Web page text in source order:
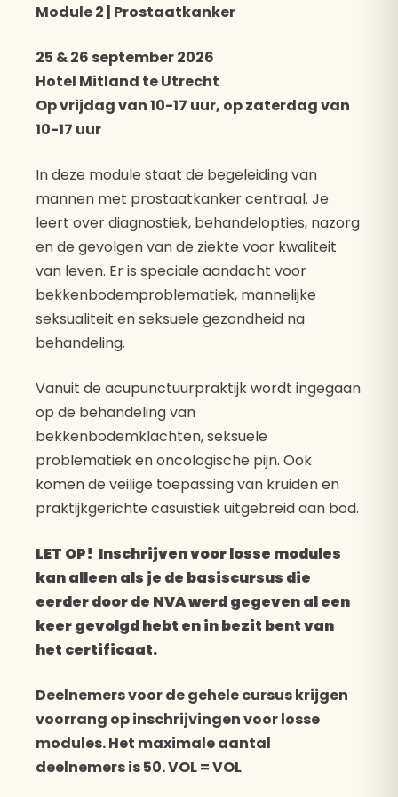
Module 2 | Prostaatkanker
25 & 26 september 2026
Hotel Mitland te Utrecht
Op vrijdag van 10-17 uur, op zaterdag van
10-17 uur
In deze module staat de begeleiding van
mannen met prostaatkanker centraal. Je
leert over diagnostiek, behandelopties, nazorg
en de gevolgen van de ziekte voor kwaliteit
van leven. Er is speciale aandacht voor
bekkenbodemproblematiek, mannelijke
seksualiteit en seksuele gezondheid na
behandeling.
Vanuit de acupunctuurpraktijk wordt ingegaan
op de behandeling van
bekkenbodemklachten, seksuele
problematiek en oncologische pijn. Ook
komen de veilige toepassing van kruiden en
praktijkgerichte casuïstiek uitgebreid aan bod.
LET OP! Inschrijven voor losse modules
kan alleen als je de basiscursus die
eerder door de NVA werd gegeven al een
keer gevolgd hebt en in bezit bent van
het certificaat.
Deelnemers voor de gehele cursus krijgen
voorrang op inschrijvingen voor losse
modules. Het maximale aantal
deelnemers is 50. VOL = VOL